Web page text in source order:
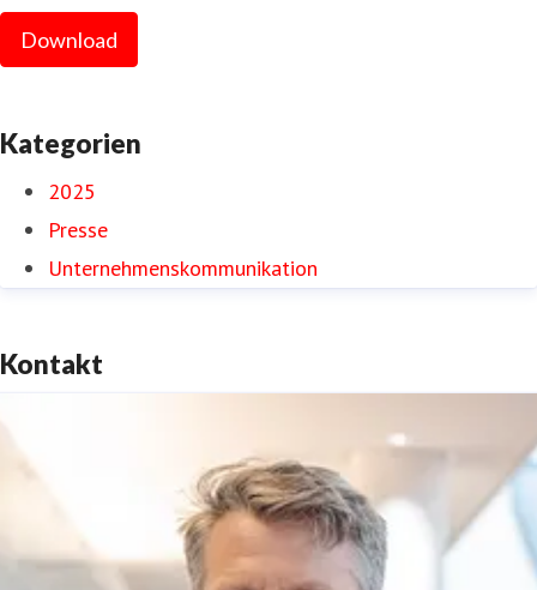
Download
Kategorien
2025
Presse
Unternehmenskommunikation
Kontakt